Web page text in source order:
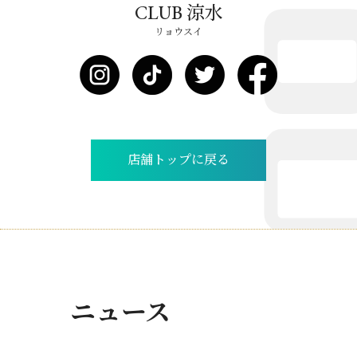
CLUB 涼水
リョウスイ
店舗トップに戻る
ニュース